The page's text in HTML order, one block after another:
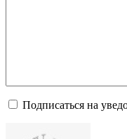
Подписаться на